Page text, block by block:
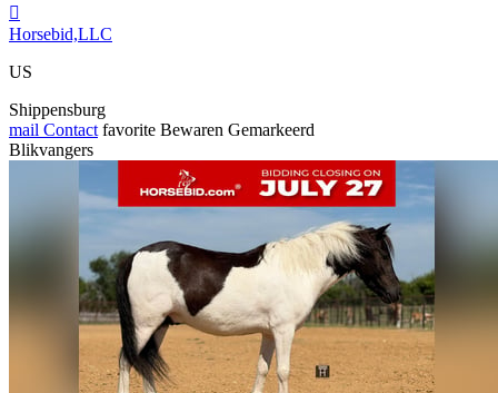

Horsebid,LLC
US
Shippensburg
mail Contact favorite Bewaren Gemarkeerd
Blikvangers